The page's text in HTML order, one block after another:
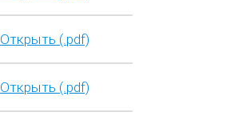
Открыть (.pdf)
Открыть (.pdf)